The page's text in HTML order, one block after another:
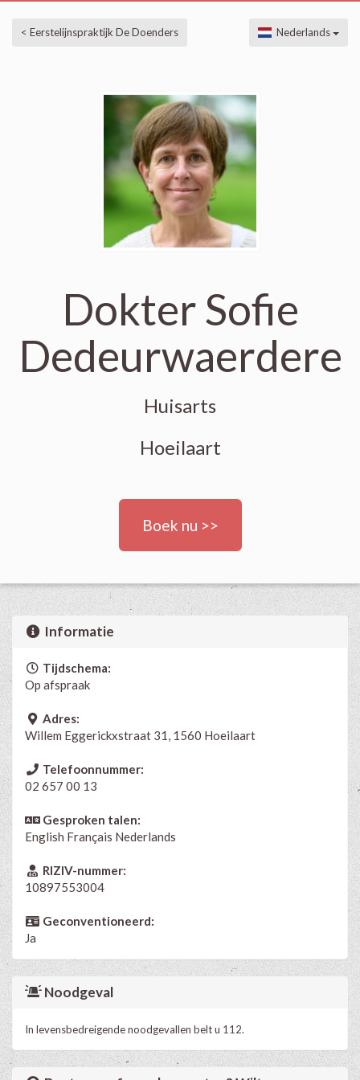
< Eerstelijnspraktijk De Doenders Nederlands
Dokter Sofie
Dedeurwaerdere
Huisarts
Hoeilaart
Boek nu >>
Informatie
Tijdschema:
Op afspraak
Adres:
Willem Eggerickxstraat 31, 1560 Hoeilaart
Telefoonnummer:
02 657 00 13
Gesproken talen:
English Français Nederlands
RIZIV-nummer:
10897553004
Geconventioneerd:
Ja
Noodgeval
In levensbedreigende noodgevallen belt u 112.